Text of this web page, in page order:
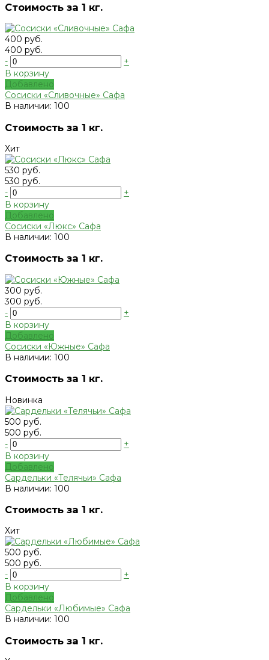
Стоимость за 1 кг.
400 руб.
400 руб.
-
+
В корзину
Добавлено
Сосиски «Сливочные» Сафа
В наличии: 100
Стоимость за 1 кг.
Хит
530 руб.
530 руб.
-
+
В корзину
Добавлено
Сосиски «Люкс» Сафа
В наличии: 100
Стоимость за 1 кг.
300 руб.
300 руб.
-
+
В корзину
Добавлено
Сосиски «Южные» Сафа
В наличии: 100
Стоимость за 1 кг.
Новинка
500 руб.
500 руб.
-
+
В корзину
Добавлено
Сардельки «Телячьи» Сафа
В наличии: 100
Стоимость за 1 кг.
Хит
500 руб.
500 руб.
-
+
В корзину
Добавлено
Сардельки «Любимые» Сафа
В наличии: 100
Стоимость за 1 кг.